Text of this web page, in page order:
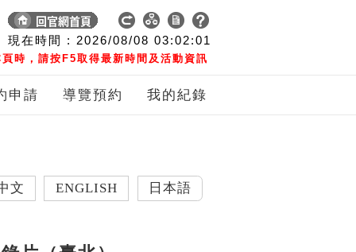
現在時間 : 2026/08/08 03:02:02
時，請按F5取得最新時間及活動資訊
申請 導覽預約 我的紀錄
日本語